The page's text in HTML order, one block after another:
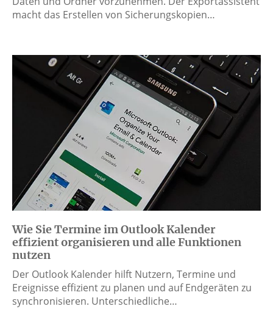
macht das Erstellen von Sicherungskopien…
Wie Sie Termine im Outlook Kalender
effizient organisieren und alle Funktionen
nutzen
Der Outlook Kalender hilft Nutzern, Termine und
Ereignisse effizient zu planen und auf Endgeräten zu
synchronisieren. Unterschiedliche…